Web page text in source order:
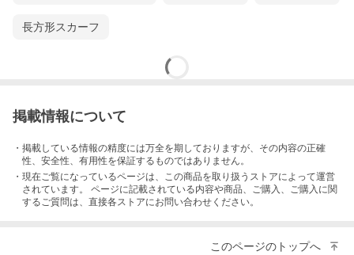
長方形スカーフ
掲載情報について
・掲載している情報の精度には万全を期しておりますが、その内容の正確
性、安全性、有用性を保証するものではありません。
・現在ご覧になっているページは、この商品を取り扱うストアによって運営
されています。 ページに記載されている内容や商品、ご購入 、ご購入に関
するご質問は、直接各ストアにお問い合わせください。
このページのトップへ